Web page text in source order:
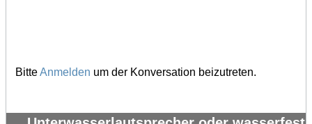
BitteAnmelden um der Konversation beizutreten.